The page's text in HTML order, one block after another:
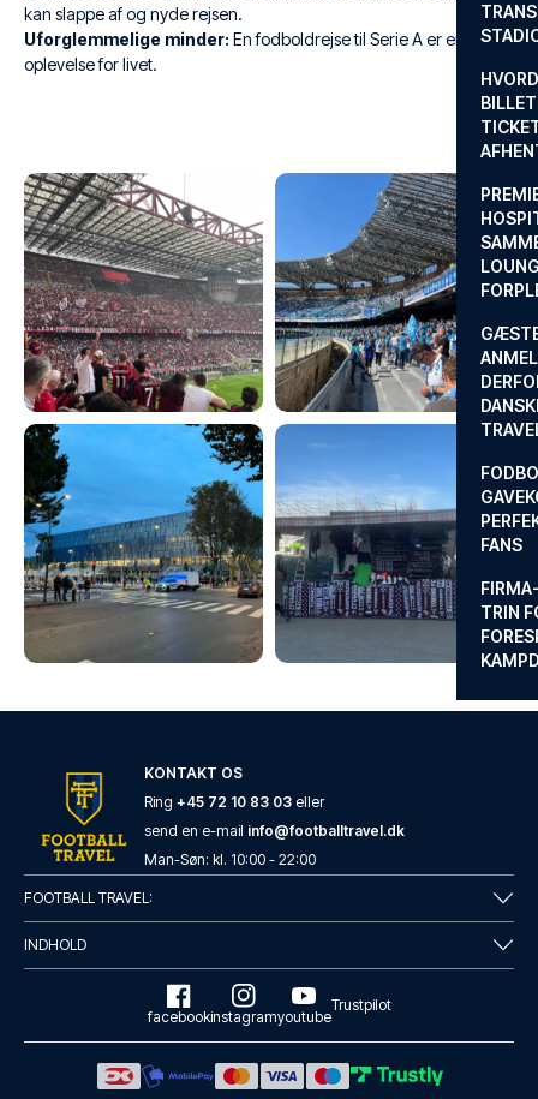
FANS
TRIN
kan slappe af og nyde rejsen.
Uforglemmelige minder: En fodboldrejse til Serie A er en
oplevelse for livet.
KONTAKT OS
Ring +45 72 10 83 03 eller
send en e-mail info@footballtravel.dk
Man-Søn: kl. 10:00 - 22:00
FOOTBALL TRAVEL:
INDHOLD
facebookinstagramyoutube
Trustpilot